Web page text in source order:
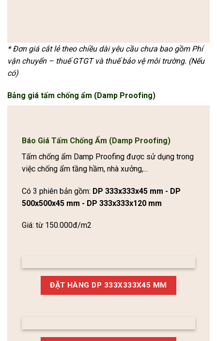
* Đơn giá cắt lẻ theo chiều dài yêu cầu chưa bao gồm Phí
vận chuyển – thuế GTGT và thuế bảo vệ môi trường. (Nếu
có)
Bảng giá tấm chống ẩm (Damp Proofing)
Báo Giá Tấm Chống Ẩm (Damp Proofing)
Tấm chống ẩm Damp Proofing được sử dụng trong
việc chống ẩm tầng hầm, nhà xưởng,...
Có 3 phiên bản gồm: DP 333x333x45 mm - DP
500x500x45 mm - DP 333x333x120 mm
Giá: từ 150.000đ/m2
ĐẶT HÀNG DP 333X333X45 MM